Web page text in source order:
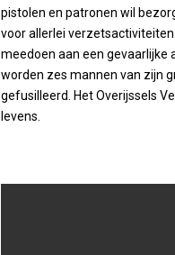
pistolen en patronen wil
voor allerlei
meedoen aan een gevaarlijke
worden zes mannen van zijn
gefusilleerd. Het Overijssels
levens.